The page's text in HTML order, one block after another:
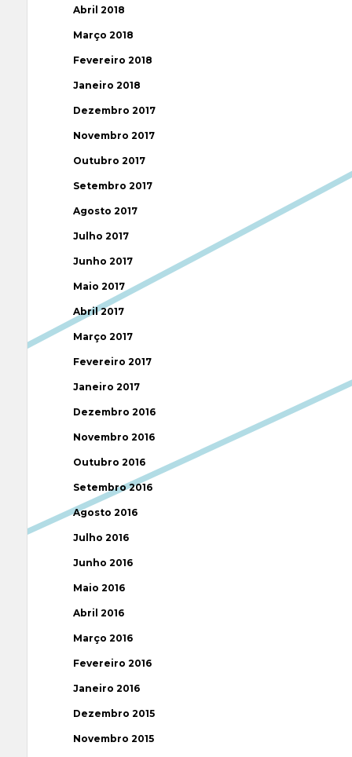
Abril 2018
Março 2018
Fevereiro 2018
Janeiro 2018
Dezembro 2017
Novembro 2017
Outubro 2017
Setembro 2017
Agosto 2017
Julho 2017
Junho 2017
Maio 2017
Abril 2017
Março 2017
Fevereiro 2017
Janeiro 2017
Dezembro 2016
Novembro 2016
Outubro 2016
Setembro 2016
Agosto 2016
Julho 2016
Junho 2016
Maio 2016
Abril 2016
Março 2016
Fevereiro 2016
Janeiro 2016
Dezembro 2015
Novembro 2015